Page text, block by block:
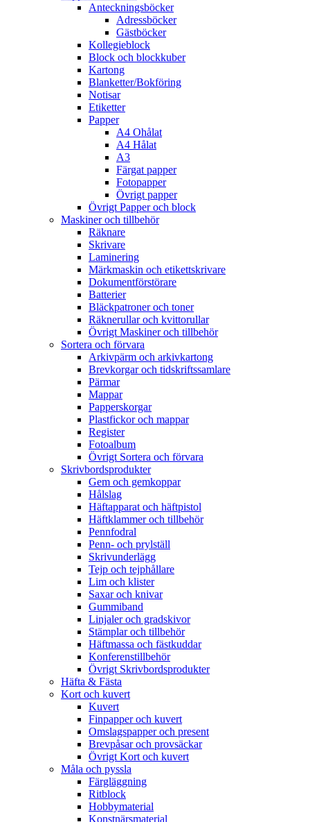
Anteckningsböcker
Adressböcker
Gästböcker
Kollegieblock
Block och blockkuber
Kartong
Blanketter/Bokföring
Notisar
Etiketter
Papper
A4 Ohålat
A4 Hålat
A3
Färgat papper
Fotopapper
Övrigt papper
Övrigt Papper och block
Maskiner och tillbehör
Räknare
Skrivare
Laminering
Märkmaskin och etikettskrivare
Dokumentförstörare
Batterier
Bläckpatroner och toner
Räknerullar och kvittorullar
Övrigt Maskiner och tillbehör
Sortera och förvara
Arkivpärm och arkivkartong
Brevkorgar och tidskriftssamlare
Pärmar
Mappar
Papperskorgar
Plastfickor och mappar
Register
Fotoalbum
Övrigt Sortera och förvara
Skrivbordsprodukter
Gem och gemkoppar
Hålslag
Häftapparat och häftpistol
Häftklammer och tillbehör
Pennfodral
Penn- och prylställ
Skrivunderlägg
Tejp och tejphållare
Lim och klister
Saxar och knivar
Gummiband
Linjaler och gradskivor
Stämplar och tillbehör
Häftmassa och fästkuddar
Konferenstillbehör
Övrigt Skrivbordsprodukter
Häfta & Fästa
Kort och kuvert
Kuvert
Finpapper och kuvert
Omslagspapper och present
Brevpåsar och provsäckar
Övrigt Kort och kuvert
Måla och pyssla
Färgläggning
Ritblock
Hobbymaterial
Konstnärsmaterial